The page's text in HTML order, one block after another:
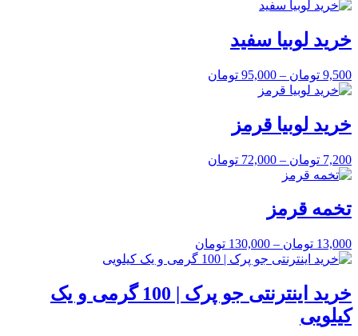
خرید لوبیا سفید
9,500 تومان –
95,000 تومان
خرید لوبیا قرمز
7,200 تومان –
72,000 تومان
تخمه قرمز
13,000 تومان –
130,000 تومان
خرید اینترنتی جو پرک | 100 گرمی و یک
کیلویی